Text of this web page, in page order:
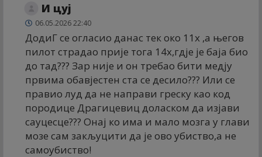
И цуј
06.05.2026 22:40
ДодиГ се огласио данас тек око 11х ,а његов
пилот страдао прије тога 14х,гдје је баја био
до тад??? Зар није и он требао бити медју
првима обавјестен ста се десило??? Или се
правио луд да не направи греску као код
породице Драгицевиц доласком да изјави
сауцесце??? Онај ко има и мало мозга у глави
мозе сам закљуцити да је ово убиство,а не
самоубиство!